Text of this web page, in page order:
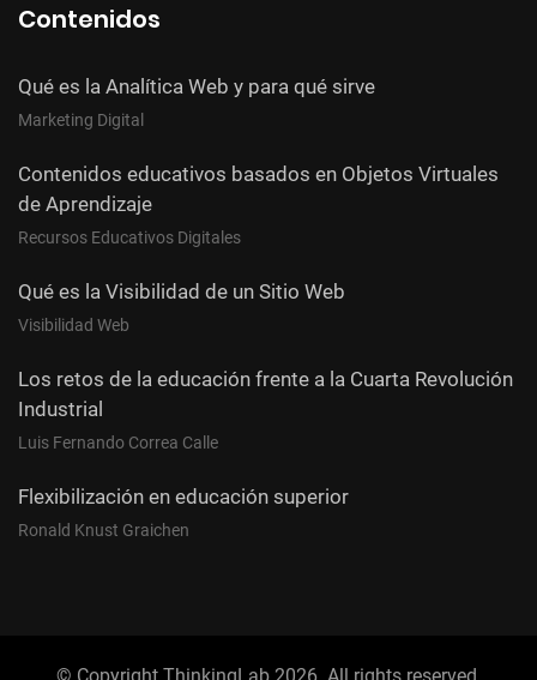
Contenidos
Qué es la Analítica Web y para qué sirve
Marketing Digital
Contenidos educativos basados en Objetos Virtuales
de Aprendizaje
Recursos Educativos Digitales
Qué es la Visibilidad de un Sitio Web
Visibilidad Web
Los retos de la educación frente a la Cuarta Revolución
Industrial
Luis Fernando Correa Calle
Flexibilización en educación superior
Ronald Knust Graichen
© Copyright ThinkingLab 2026. All rights reserved.